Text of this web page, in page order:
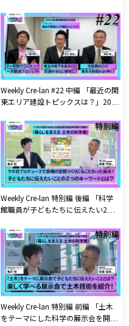
編
Weekly Cre-lan #22 中編 「最近の関
東エリア建設トピックスは？」2024
区交流会公開収録
Weekly Cre-lan 特別編 後編 「科学
館職員が子どもたちに伝えたい2つ
開催した『土木の科学展』について
科学館職員の方と対談!
Weekly Cre-lan 特別編 前編 「土木
をテーマにした科学の展示会を開